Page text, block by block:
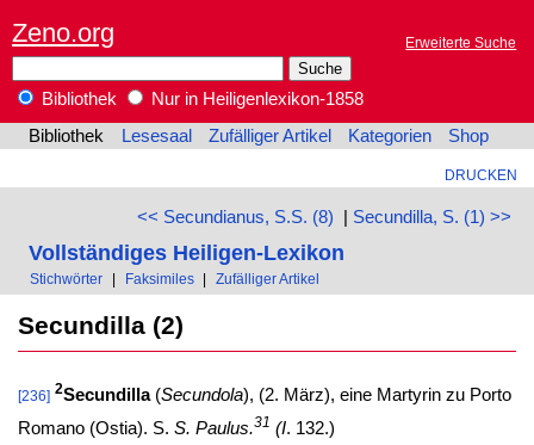
Zeno.org Erweiterte Suche
Bibliothek
Nur in Heiligenlexikon-1858
Bibliothek
Lesesaal Zufälliger Artikel Kategorien Shop
DRUCKEN
<< Secundianus, S.S. (8) | Secundilla, S. (1) >>
Vollständiges Heiligen-Lexikon
Stichwörter | Faksimiles | Zufälliger Artikel
Secundilla (2)
[236] 2Secundilla(Secundola), (2. März), eine Martyrin zu Porto
Romano (Ostia). S. S. Paulus.31 (I. 132.)